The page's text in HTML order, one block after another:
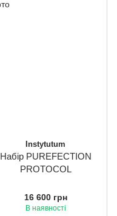
Instytutum
Набір PUREFECTION
PROTOCOL
16 600 грн
В наявності